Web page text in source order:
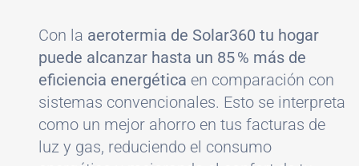
Con la aerotermia de Solar360 tu hogar
puede alcanzar hasta un 85 % más de
eficiencia energética en comparación con
sistemas convencionales. Esto se interpreta
como un mejor ahorro en tus facturas de
luz y gas, reduciendo el consumo